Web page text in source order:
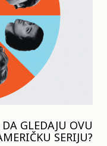
GLEDAJU OVU
SERIJU?